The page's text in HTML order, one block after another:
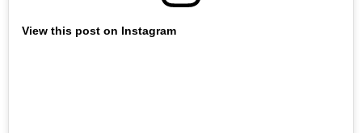
View this post on Instagram